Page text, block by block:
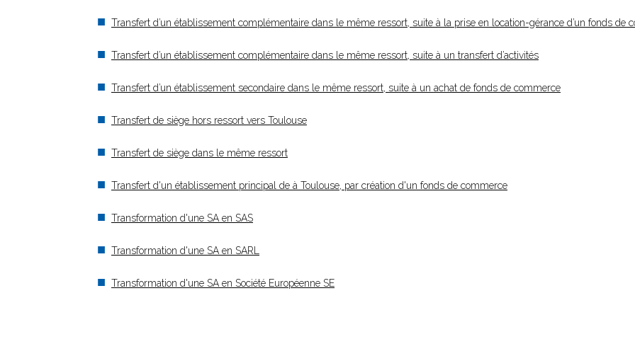
Transfert d’un établissement complémentaire dans le même ressort, suite à la prise en location-gérance d’un fonds de
Transfert d’un établissement complémentaire dans le même ressort, suite à un transfert d’activités
Transfert d’un établissement secondaire dans le même ressort, suite à un achat de fonds de commerce
Transfert de siège hors ressort vers Toulouse
Transfert de siège dans le même ressort
Transfert d'un établissement principal de à Toulouse, par création d'un fonds de commerce
Transformation d'une SA en SAS
Transformation d'une SA en SARL
Transformation d'une SA en Société Européenne SE